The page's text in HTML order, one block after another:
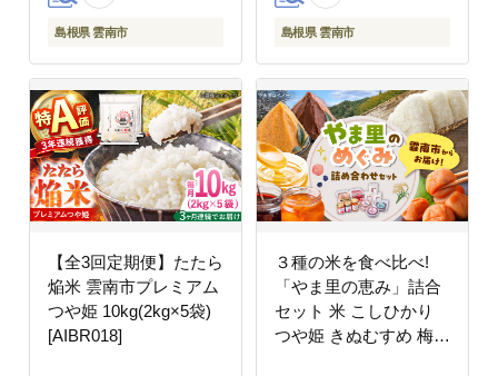
島根県 雲南市 島根県 雲南市
【全3回定期便】たたら
焔米 雲南市プレミアム
つや姫 10kg(2kg×5袋)
[AIBR018]
３種の米を食べ比べ!
「やま里の恵み」詰合
セット 米 こしひかり
つや姫 きぬむすめ 梅